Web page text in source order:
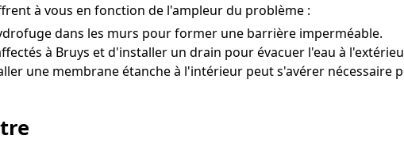
à vous en fonction de l'ampleur du problème :
dans les murs pour former une barrière imperméable.
à Bruys et d'installer un drain pour évacuer l'eau à
une membrane étanche à l'intérieur peut s'avérer nécessaire